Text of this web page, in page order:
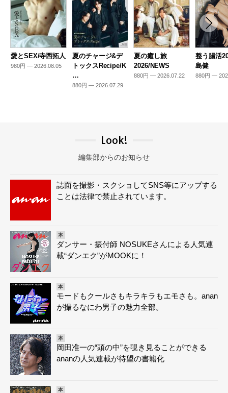
愛とSEX/寺西拓人
980円 — 2026.08.05
夏のチャージ&デ
トックスRecipe/K
…
880円 — 2026.07.29
夏の癒し旅
2026/NEWS
880円 — 2026.07.22
整う腸活
島健
880円 —
Look!
編集部からのお知らせ
誌面を撮影・スクショしてSNS等にアップする
ことは法律で禁止されています。
本
ダンサー・振付師 NOSUKEさんによる人気連
載“ダンエク”がMOOKに！
本
モードもクールさもキラキラもエモさも。anan
が撮るなにわ男子の魅力全部。
本
岡田准一の“頭の中”を覗き見ることができる
ananの人気連載が待望の書籍化
本